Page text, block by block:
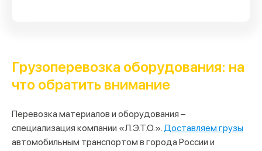
Грузоперевозка оборудования: на
что обратить внимание
Перевозка материалов и оборудования –
специализация компании «Л.Э.Т.О.». Доставляем грузы
автомобильным транспортом в города России и